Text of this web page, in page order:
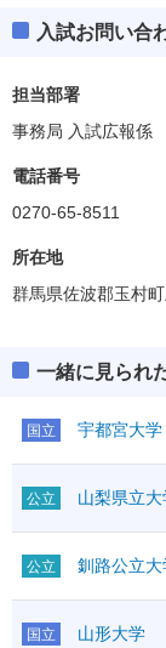
入試お問い合
担当部署
事務局 入試広報係
電話番号
0270-65-8511
所在地
群馬県佐波郡玉村
一緒に見られ
国立 宇都宮大学
公立 山梨県立大
公立 釧路公立大
国立 山形大学